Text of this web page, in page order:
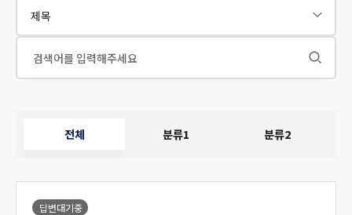
전체 분류1 분류2
답변대기중